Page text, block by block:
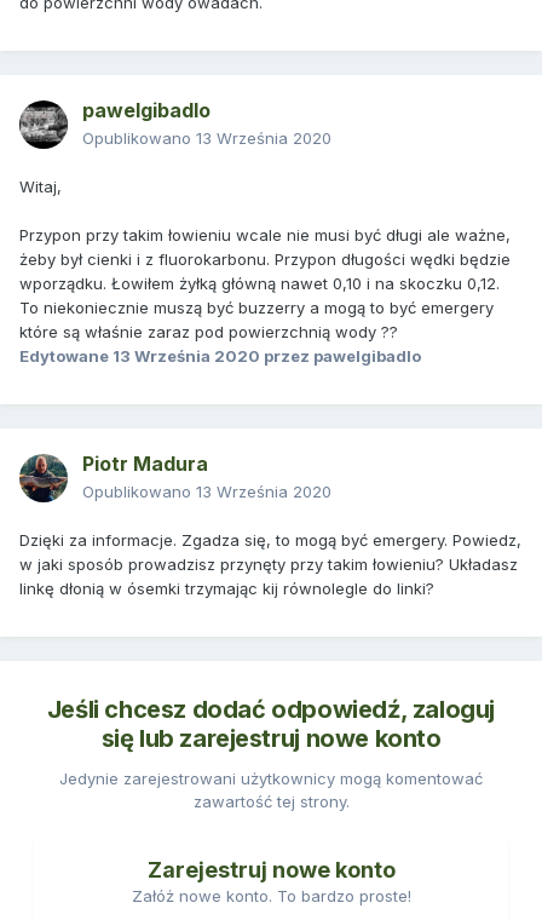
pawelgibadlo
Opublikowano 13 Września 2020
Witaj,
Przypon przy takim łowieniu wcale nie musi być długi ale ważne,
żeby był cienki i z fluorokarbonu. Przypon długości wędki będzie
wporządku. Łowiłem żyłką główną nawet 0,10 i na skoczku 0,12.
To niekoniecznie muszą być buzzerry a mogą to być emergery
które są właśnie zaraz pod powierzchnią wody ??
Edytowane 13 Września 2020 przez pawelgibadlo
Piotr Madura
Opublikowano 13 Września 2020
Dzięki za informacje. Zgadza się, to mogą być emergery. Powiedz,
w jaki sposób prowadzisz przynęty przy takim łowieniu? Układasz
linkę dłonią w ósemki trzymając kij równolegle do linki?
Jeśli chcesz dodać odpowiedź, zaloguj
się lub zarejestruj nowe konto
Jedynie zarejestrowani użytkownicy mogą komentować
zawartość tej strony.
Zarejestruj nowe konto
Załóż nowe konto. To bardzo proste!